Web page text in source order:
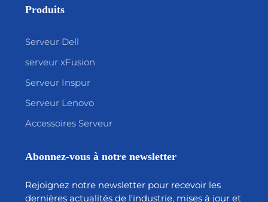
Produits
Serveur Dell
serveur xFusion
Serveur Inspur
Serveur Lenovo
Accessoires Serveur
Abonnez-vous à notre newsletter
Rejoignez notre newsletter pour recevoir les
dernières actualités de l'industrie, mises à jour et